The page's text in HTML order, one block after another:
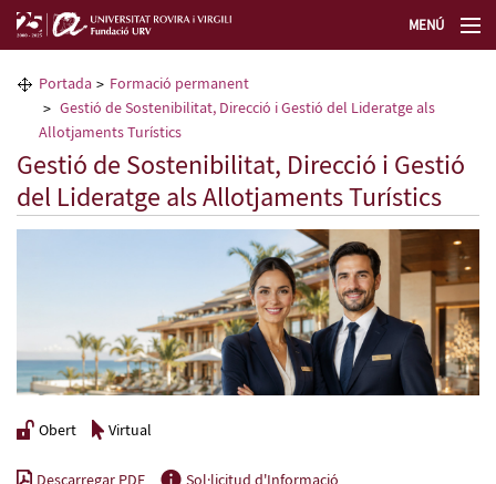
MENÚ
La Fundació URV
Formació permanent
Transferència de tecnologia
Portada
Formació permanent
Gestió de Sostenibilitat, Direcció i Gestió del Lideratge als
Allotjaments Turístics
Gestió de Sostenibilitat, Direcció i Gestió
del Lideratge als Allotjaments Turístics
Obert Virtual